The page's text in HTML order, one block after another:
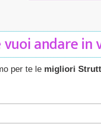
vuoi andare in
per te le migliori